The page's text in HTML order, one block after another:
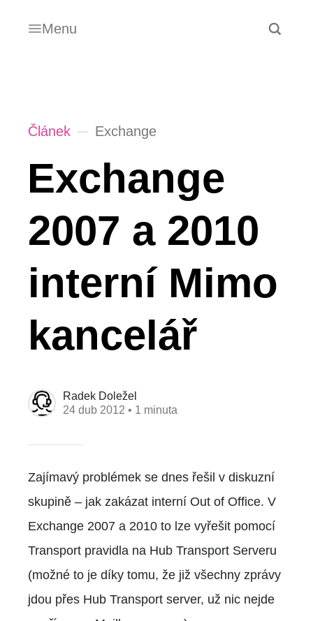
Menu
Článek Exchange
Exchange
2007 a 2010
interní Mimo
kancelář
Radek Doležel
24 dub 2012 • 1 minuta
Zajímavý problémek se dnes řešil v diskuzní
skupině – jak zakázat interní Out of Office. V
Exchange 2007 a 2010 to lze vyřešit pomocí
Transport pravidla na Hub Transport Serveru
(možné to je díky tomu, že již všechny zprávy
jdou přes Hub Transport server, už nic nejde